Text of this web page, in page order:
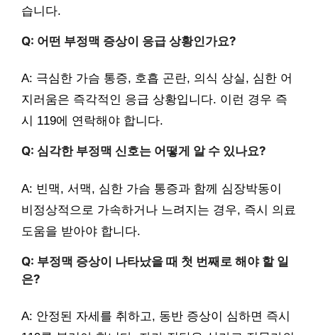
습니다.
Q: 어떤 부정맥 증상이 응급 상황인가요?
A: 극심한 가슴 통증, 호흡 곤란, 의식 상실, 심한 어
지러움은 즉각적인 응급 상황입니다. 이런 경우 즉
시 119에 연락해야 합니다.
Q: 심각한 부정맥 신호는 어떻게 알 수 있나요?
A: 빈맥, 서맥, 심한 가슴 통증과 함께 심장박동이
비정상적으로 가속하거나 느려지는 경우, 즉시 의료
도움을 받아야 합니다.
Q: 부정맥 증상이 나타났을 때 첫 번째로 해야 할 일
은?
A: 안정된 자세를 취하고, 동반 증상이 심하면 즉시